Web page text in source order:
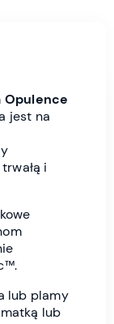
Opulence
jest na
i
lub plamy
lub